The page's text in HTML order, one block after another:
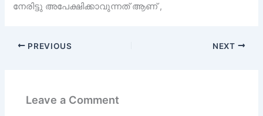
നേരിട്ടു അപേക്ഷിക്കാവുന്നത് ആണ് ,
PREVIOUS NEXT
Leave a Comment